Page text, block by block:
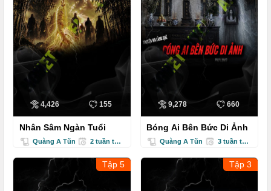
4,426 155
Nhân Sâm Ngàn Tuổi
Quàng A Tũn 2 tuần trước
9,278 660
Bóng Ai Bên Bức Di Ảnh
Quàng A Tũn 3 tuần trước
Tập 5 Tập 3